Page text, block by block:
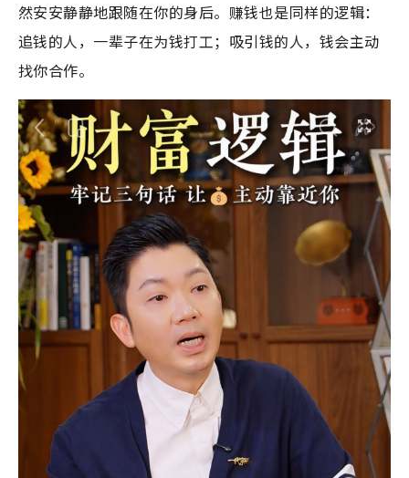
然安安静静地跟随在你的身后。赚钱也是同样的逻辑：
追钱的人，一辈子在为钱打工；吸引钱的人，钱会主动
找你合作。